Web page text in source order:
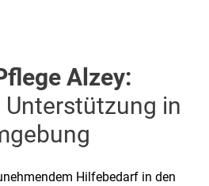
Alzey:
in
Hilfebedarf in den